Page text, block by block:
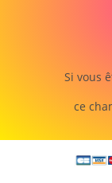
Si vous
ce